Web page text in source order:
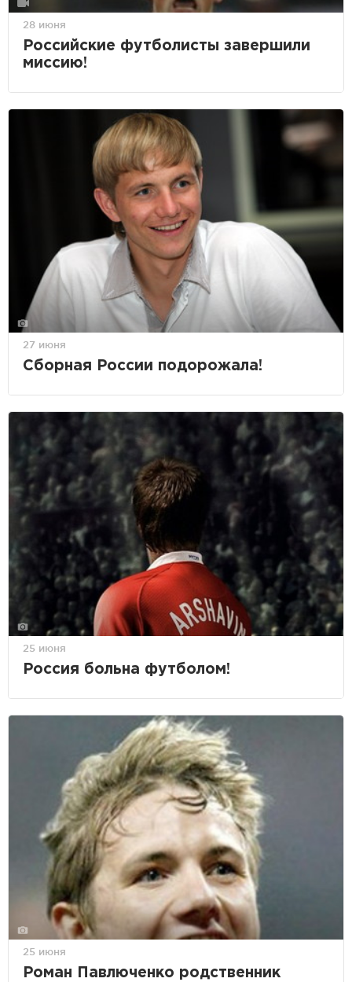
28 июня
Российские футболисты завершили
миссию!
27 июня
Сборная России подорожала!
25 июня
Россия больна футболом!
25 июня
Роман Павлюченко родственник